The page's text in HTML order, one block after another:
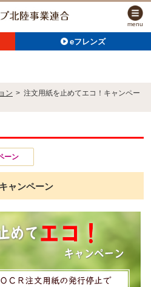
eフレンズ
menu
ン > 注文用紙を止めてエコ！キャンペー
ーン
ャンペーン